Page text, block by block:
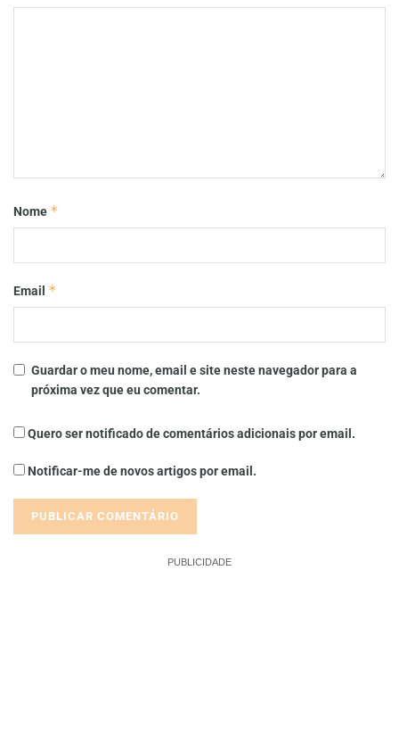
Nome *
Email *
Guardar o meu nome, email e site neste navegador para a
próxima vez que eu comentar.
Quero ser notificado de comentários adicionais por email.
Notificar-me de novos artigos por email.
PUBLICIDADE